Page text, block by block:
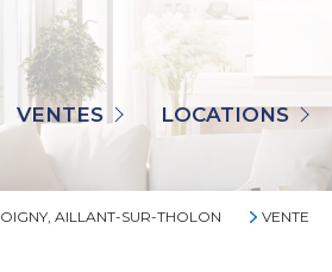
VENTES
MAISONS
APPARTEMENTS
IMMO PRO
LOCATIONS
TOUS
MAISONS
APPARTEMENTS
AUTRES
AILLANT-SUR-THOLON VENTE